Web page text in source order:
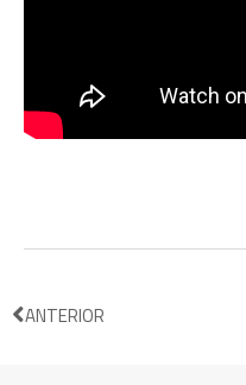
ANTERIOR